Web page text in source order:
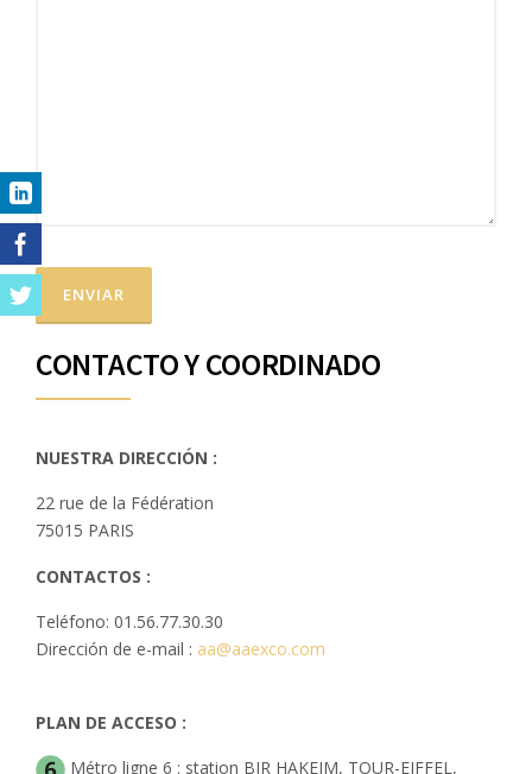
CONTACTO Y COORDINADO
NUESTRA DIRECCIÓN :
22 rue de la Fédération
75015 PARIS
CONTACTOS :
Teléfono: 01.56.77.30.30
Dirección de e-mail : aa@aaexco.com
PLAN DE ACCESO :
Métro ligne 6 : station BIR HAKEIM, TOUR-EIFFEL,